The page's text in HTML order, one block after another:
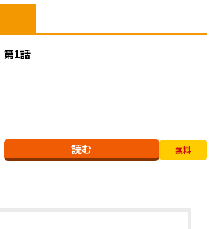
第1話
読む 無料